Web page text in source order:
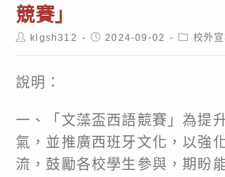
競賽」
Postklgsh312
Post2024-09-02
Post校外
說明：
一、「文藻盃西語競賽」為提
氣，並推廣西班牙文化，以強
流，鼓勵各校學生參與，期盼